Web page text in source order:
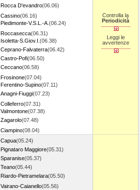
Rocca D'evandro(06.06)
Cassino(06.16)
Piedimonte-V.S.L.-A. (06.24)
Roccasecca(06.31)
Isoletta-S.Giov.I. (06.38)
Ceprano-Falvaterra(06.42)
Castro-Pofi(06.50)
Ceccano(06.58)
Frosinone(07.04)
Ferentino-Supino(07.11)
Anagni-Fiuggi(07.23)
Colleferro(07.31)
Valmontone(07.38)
Zagarolo(07.48)
Ciampino(08.04)
Controlla la
Periodicità
Leggi le
avvertenze
Capua(05.24)
Pignataro Maggiore(05.31)
Sparanise(05.37)
Teano(05.44)
Riardo-Pietramelara(05.50)
Vairano-Caianello(05.56)